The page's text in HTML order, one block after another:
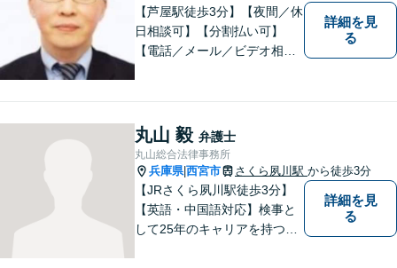
【芦屋駅徒歩3分】【夜間／休
日相談可】【分割払い可】
【電話／メール／ビデオ相談
ます。 お困りの方は、お気軽
にご相談ください。
詳細を見
る
丸山 毅 弁護士
丸山総合法律事務所
兵庫県|西宮市 さくら夙川駅 から徒歩3分
【JRさくら夙川駅徒歩3分】
【英語・中国語対応】検事と
して25年のキャリアを持つ弁
詳細を見
る